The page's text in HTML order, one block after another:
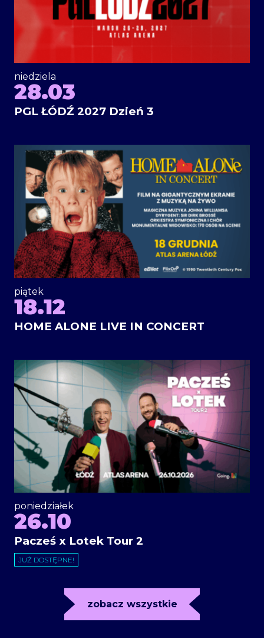
niedziela
28.03
PGL ŁÓDŹ 2027 Dzień 3
piątek
18.12
HOME ALONE LIVE IN CONCERT
poniedziałek
26.10
Pacześ x Lotek Tour 2
JUŻ DOSTĘPNE!
zobacz wszystkie